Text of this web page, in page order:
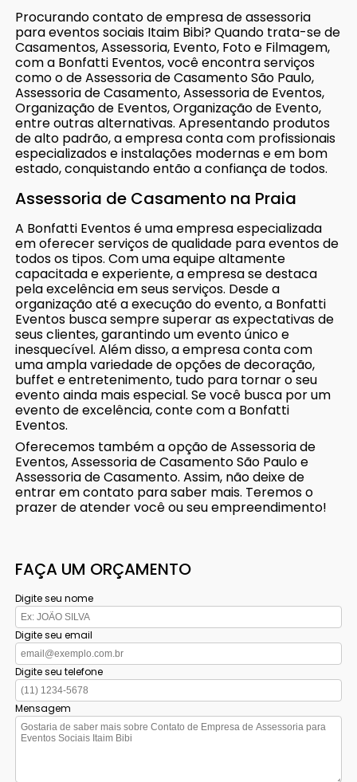
Procurando contato de empresa de assessoria
para eventos sociais Itaim Bibi? Quando trata-se de
Casamentos, Assessoria, Evento, Foto e Filmagem,
com a Bonfatti Eventos, você encontra serviços
como o de Assessoria de Casamento São Paulo,
Assessoria de Casamento, Assessoria de Eventos,
Organização de Eventos, Organização de Evento,
entre outras alternativas. Apresentando produtos
de alto padrão, a empresa conta com profissionais
especializados e instalações modernas e em bom
estado, conquistando então a confiança de todos.
Assessoria de Casamento na Praia
A Bonfatti Eventos é uma empresa especializada
em oferecer serviços de qualidade para eventos de
todos os tipos. Com uma equipe altamente
capacitada e experiente, a empresa se destaca
pela excelência em seus serviços. Desde a
organização até a execução do evento, a Bonfatti
Eventos busca sempre superar as expectativas de
seus clientes, garantindo um evento único e
inesquecível. Além disso, a empresa conta com
uma ampla variedade de opções de decoração,
buffet e entretenimento, tudo para tornar o seu
evento ainda mais especial. Se você busca por um
evento de excelência, conte com a Bonfatti
Eventos.
Oferecemos também a opção de Assessoria de
Eventos, Assessoria de Casamento São Paulo e
Assessoria de Casamento. Assim, não deixe de
entrar em contato para saber mais. Teremos o
prazer de atender você ou seu empreendimento!
FAÇA UM ORÇAMENTO
Digite seu nome
Digite seu email
Digite seu telefone
Mensagem